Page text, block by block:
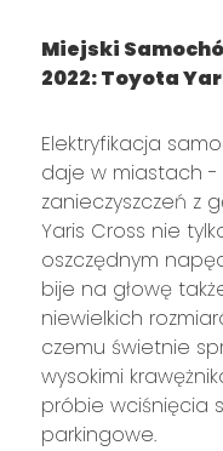
Miejski
2022: Toyota
Elektryfikacja
daje w miastach -
zanieczyszczeń z
Yaris Cross nie
oszczędnym
bije na głowę
niewielkich
czemu świetnie
wysokimi
próbie wciśnięcia
parkingowe.